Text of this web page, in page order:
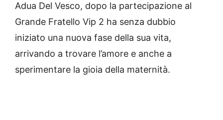
Adua Del Vesco, dopo la partecipazione al
Grande Fratello Vip 2 ha senza dubbio
iniziato una nuova fase della sua vita,
arrivando a trovare l’amore e anche a
sperimentare la gioia della maternità.